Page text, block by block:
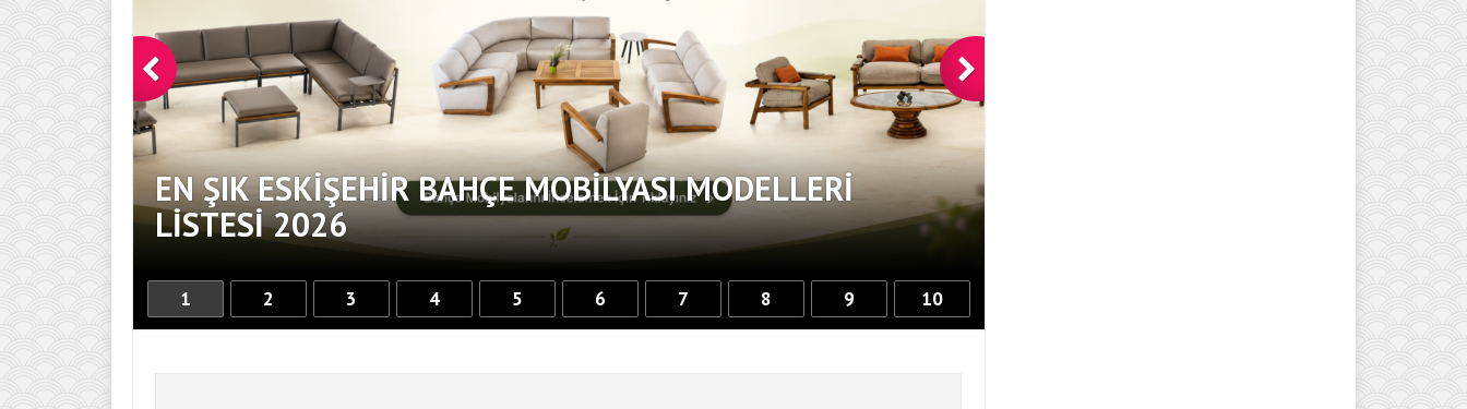
EN ŞIK ESKIŞEHIR BAHÇE MOBILYASI MODELLERI
LISTESI 2026
EVINIZIN ATMOSFERINI
MODELLERI VE DEKORASYON
1 2 3 4 5 6 7 8 9 10